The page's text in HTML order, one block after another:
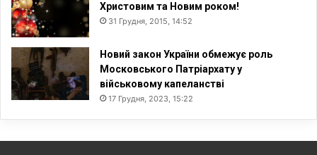
Христовим та Новим роком!
31 Грудня, 2015, 14:52
Новий закон України обмежує роль
Московського Патріархату у
військовому капеланстві
17 Грудня, 2023, 15:22